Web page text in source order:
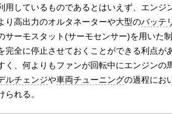
用しているものであるとはいえず、エンジ
り高出力のオルタネーターや大型のバッテ
サーモスタット(サーモセンサー)を用いた
全に停止させておくことができる利点が
く、何よりもファンが回転中にエンジン
ルチェンジや車両チューニングの過程にお
れる。